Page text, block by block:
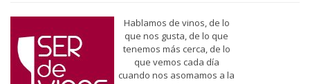
Hablamos de vinos, de lo
que nos gusta, de lo que
tenemos más cerca, de lo
que vemos cada día
cuando nos asomamos a la